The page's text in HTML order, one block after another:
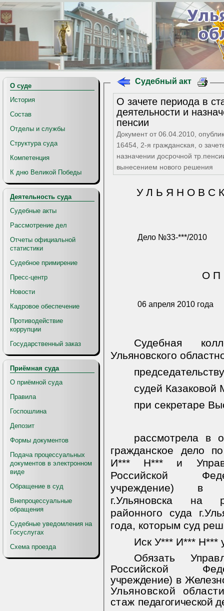
О суде
История
Состав
Отделы и службы
Структура суда
Компетенция
К дню Великой Победы
Деятельность суда
Судебные акты
Рассмотрение дел
Отчеты официальной
статистики
Судебное примирение
Пресс-центр
Новости
Кадровое обеспечение
Противодействие
коррупции
Государственный заказ
Приёмная суда
О приёмной суда
Правила
Госпошлина
Депозит
Формы документов
Подача процессуальных
документов в электронном
виде
Обращение в суд
Внепроцессуальные
обращения
Судебные уведомления на
Госуслугах
Схема проезда
Судебный акт
О зачете периода в
деятельности и
пенсии
Документ от 06.04.2010,
16454, 2-я гражданская, о
назначении досрочной
вынесением нового решения
У Л Ь Я Н О В С
Дело №33-***/2010
О П
06 апреля 2010 года
Судебная
Ульяновского
судей
при секретаре
рассмотрела в
гражданское дело
И*** Н*** и
Российской
учреждение) в
г.Ульяновска на
районного суда
года, которым суд
Иск У*** И*** Н***
Обязать
Российской
учреждение) в
Ульяновской
стаж педагогической